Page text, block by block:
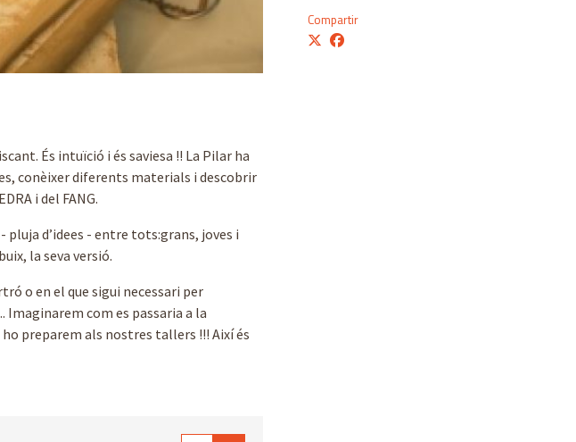
Compartir
És intuïció i és saviesa !! La Pilar ha
conèixer diferents materials i descobrir
i del FANG.
d’idees - entre tots:grans, joves i
la seva versió.
o en el que sigui necessari per
Imaginarem com es passaria a la
preparem als nostres tallers !!! Així és